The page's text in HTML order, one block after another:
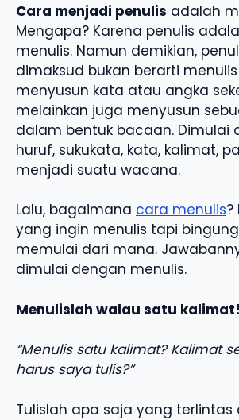
Cara menjadi penulis adalah
Mengapa? Karena penulis
menulis. Namun demikian,
dimaksud bukan berarti
menyusun kata atau angka
melainkan juga menyusun
dalam bentuk bacaan. Dimulai
huruf, sukukata, kata, kalimat,
menjadi suatu wacana.
Lalu, bagaimana cara menulis?
yang ingin menulis tapi
memulai dari mana.
dimulai dengan menulis.
Menulislah walau satu kalimat!
“Menulis satu kalimat? Kalimat
harus saya tulis?”
Tulislah apa saja yang terlintas